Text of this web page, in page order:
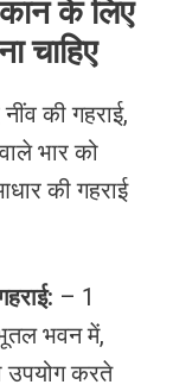
के लिए
चाहिए
की गहराई,
भार को
की गहराई
– 1
भवन में,
उपयोग करते